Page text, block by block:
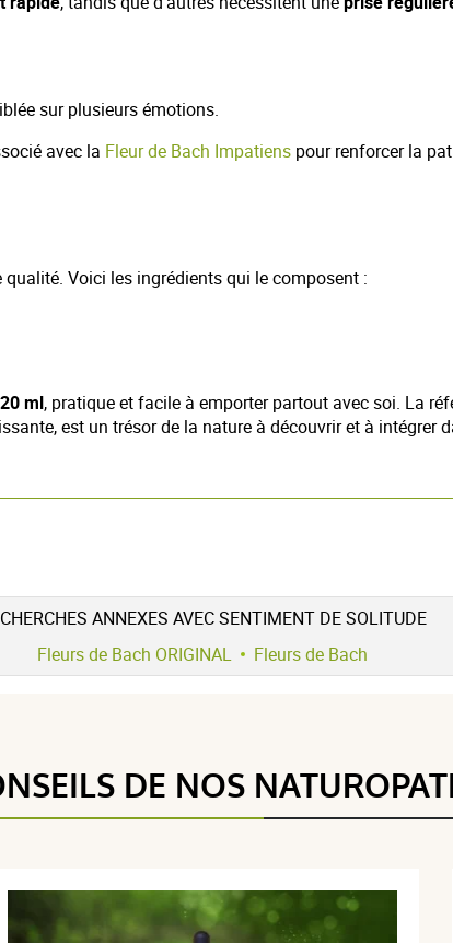
sur plusieurs émotions.
avec la Fleur de Bach Impatiens pour renforcer la
Voici les ingrédients qui le composent :
ml, pratique et facile à emporter partout avec soi. La
est un trésor de la nature à découvrir et à
(1Avis)
2 étoiles
0
1 étoile
0
ANNEXES AVEC SENTIMENT DE SOLITUDE
Fleurs de Bach ORIGINAL
Fleurs de Bach
DE NOS